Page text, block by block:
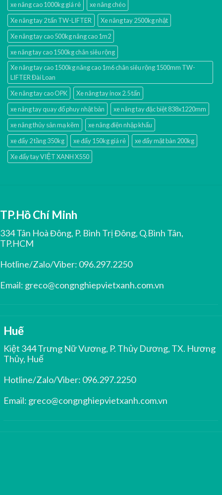
xe nâng cao 1000kg giá rẻ
xe nâng chéo
Xe nâng tay 2 tấn TW-LIFTER
Xe nâng tay 2500kg nhật
Xe nâng tay cao 500kg nâng cao 1m2
xe nâng tay cao 1500kg chân siêu rộng
Xe nâng tay cao 1500kg nâng cao 1m6 chân siêu rộng 1500mm TW-
LIFTER Đài Loan
Xe nâng tay cao OPK
Xe nâng tay inox 2.5 tấn
xe nâng tay quay đổ phuy nhật bản
xe nâng tay đặc biệt 838x1220mm
xe nâng thủy sản mạ kẽm
xe nâng điện nhập khấu
xe đẩy 2 tầng 350kg
xe đẩy 150kg giá rẻ
xe đẩy mặt bàn 200kg
Xe đẩy tay VIỆT XANH X550
TP.Hồ Chí Minh
334 Tân Hoà Đông, P. Bình Trị Đông, Q.Bình Tân,
TP.HCM
Hotline/Zalo/Viber: 096.297.2250
Email: greco@congnghiepvietxanh.com.vn
Huế
Kiệt 344 Trưng Nữ Vương, P. Thủy Dương, TX. Hương
Thủy, Huế
Hotline/Zalo/Viber: 096.297.2250
Email: greco@congnghiepvietxanh.com.vn